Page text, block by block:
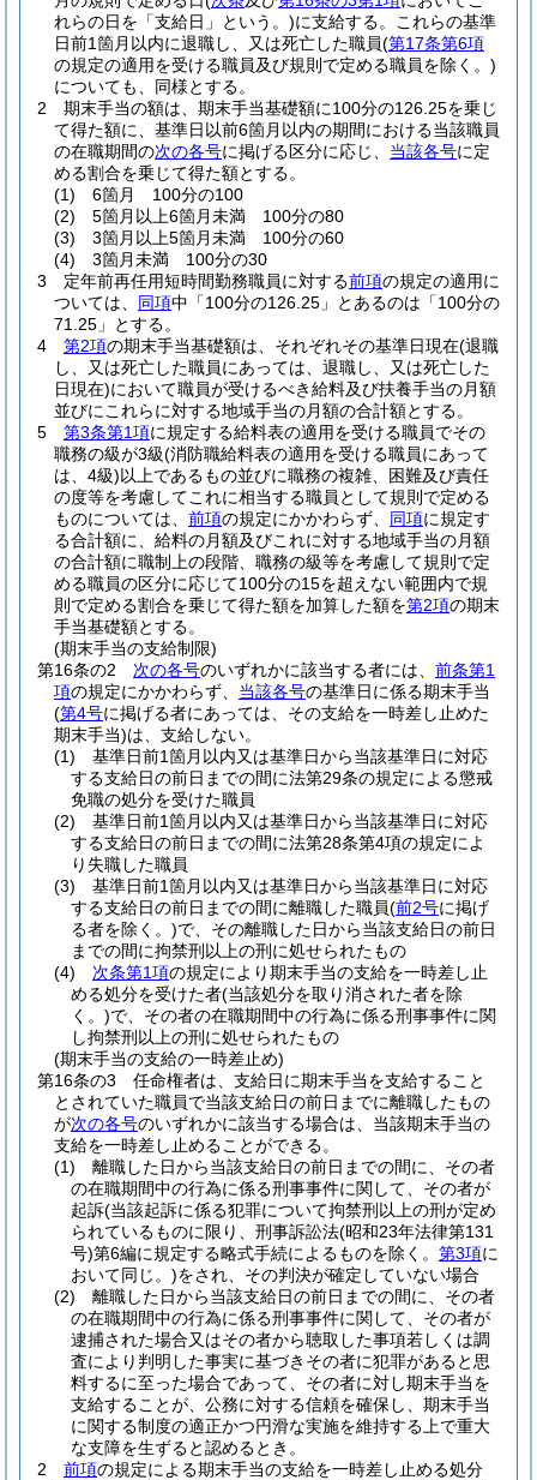
れらの日を「支給日」という。)に支給する。
これらの基準
日前1箇月以内に退職し、又は死亡した職員(第17条第6項
の規定の適用を受ける職員及び規則で定める職員を除く。)
についても、同様とする。
2
期末手当の額は、期末手当基礎額に100分の126.25を乗じ
て得た額に、基準日以前6箇月以内の期間における当該職員
の在職期間の次の各号に掲げる区分に応じ、 当該各号に定
める割合を乗じて得た額とする。
(1)
6箇月 100分の100
(2)
5箇月以上6箇月未満 100分の80
(3)
3箇月以上5箇月未満 100分の60
(4)
3箇月未満 100分の30
3
定年前再任用短時間勤務職員に対する前項の規定の適用に
ついては、 同項中「100分の126.25」とあるのは「100分の
71.25」とする。
4
第2項の期末手当基礎額は、それぞれその基準日現在(退職
し、又は死亡した職員にあっては、退職し、又は死亡した
日現在)において職員が受けるべき給料及び扶養手当の月額
並びにこれらに対する地域手当の月額の合計額とする。
5
第3条第1項に規定する給料表の適用を受ける職員でその
職務の級が3級(消防職給料表の適用を受ける職員にあって
は、4級)以上であるもの並びに職務の複雑、困難及び責任
の度等を考慮してこれに相当する職員として規則で定める
ものについては、 前項の規定にかかわらず、 同項に規定す
る合計額に、給料の月額及びこれに対する地域手当の月額
の合計額に職制上の段階、職務の級等を考慮して規則で定
める職員の区分に応じて100分の15を超えない範囲内で規
則で定める割合を乗じて得た額を加算した額を第2項の期末
手当基礎額とする。
(期末手当の支給制限)
第16条の2
次の各号のいずれかに該当する者には、 前条第1
項の規定にかかわらず、 当該各号の基準日に係る期末手当
(第4号に掲げる者にあっては、その支給を一時差し止めた
期末手当)は、支給しない。
(1)
基準日前1箇月以内又は基準日から当該基準日に対応
する支給日の前日までの間に法第29条の規定による懲戒
免職の処分を受けた職員
(2)
基準日前1箇月以内又は基準日から当該基準日に対応
する支給日の前日までの間に法第28条第4項の規定によ
り失職した職員
(3)
基準日前1箇月以内又は基準日から当該基準日に対応
する支給日の前日までの間に離職した職員(前2号に掲げ
る者を除く。)で、その離職した日から当該支給日の前日
までの間に拘禁刑以上の刑に処せられたもの
(4)
次条第1項の規定により期末手当の支給を一時差し止
める処分を受けた者(当該処分を取り消された者を除
く。)で、その者の在職期間中の行為に係る刑事事件に関
し拘禁刑以上の刑に処せられたもの
(期末手当の支給の一時差止め)
第16条の3
任命権者は、支給日に期末手当を支給すること
とされていた職員で当該支給日の前日までに離職したもの
が次の各号のいずれかに該当する場合は、当該期末手当の
支給を一時差し止めることができる。
(1)
離職した日から当該支給日の前日までの間に、その者
の在職期間中の行為に係る刑事事件に関して、その者が
起訴(当該起訴に係る犯罪について拘禁刑以上の刑が定め
られているものに限り、刑事訴訟法(昭和23年法律第131
号)第6編に規定する略式手続によるものを除く。 第3項に
おいて同じ。)をされ、その判決が確定していない場合
(2)
離職した日から当該支給日の前日までの間に、その者
の在職期間中の行為に係る刑事事件に関して、その者が
逮捕された場合又はその者から聴取した事項若しくは調
査により判明した事実に基づきその者に犯罪があると思
料するに至った場合であって、その者に対し期末手当を
支給することが、公務に対する信頼を確保し、期末手当
に関する制度の適正かつ円滑な実施を維持する上で重大
な支障を生ずると認めるとき。
2
前項の規定による期末手当の支給を一時差し止める処分